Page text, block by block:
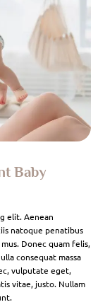
Baby
elit. Aenean
natoque penatibus
Donec quam felis,
consequat massa
vulputate eget,
vitae, justo. Nullam